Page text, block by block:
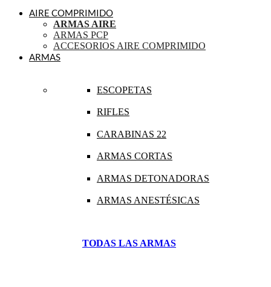
AIRE COMPRIMIDO
ARMAS AIRE
ARMAS PCP
ACCESORIOS AIRE COMPRIMIDO
ARMAS
ESCOPETAS
RIFLES
CARABINAS 22
ARMAS CORTAS
ARMAS DETONADORAS
ARMAS ANESTÉSICAS
TODAS LAS ARMAS